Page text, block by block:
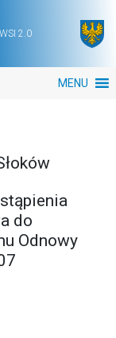
2.0
MENU
do
Odnowy